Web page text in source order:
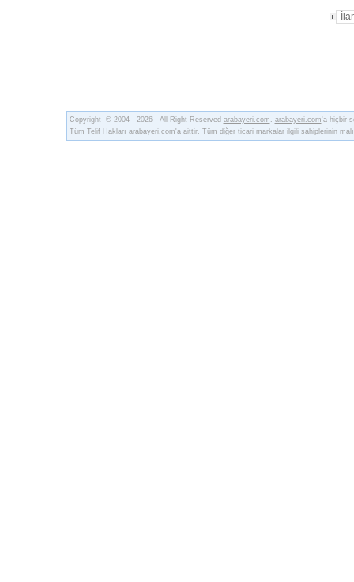
Copyright © 2004 - 2026 - All Right Reserved arabayeri.com . arabayeri.com'a hiçbir
Tüm Telif Hakları arabayeri.com'a aittir. Tüm diğer ticari markalar ilgili sahiplerinin